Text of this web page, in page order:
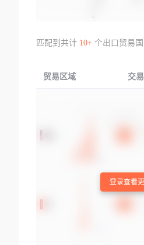
匹配到共计 10+个出口贸易
贸易区域 交
登录查看